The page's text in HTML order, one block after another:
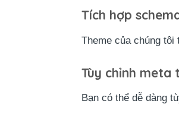
Tích hợp
Theme của chúng tôi
Tùy chỉnh
Bạn có thể dễ dàng